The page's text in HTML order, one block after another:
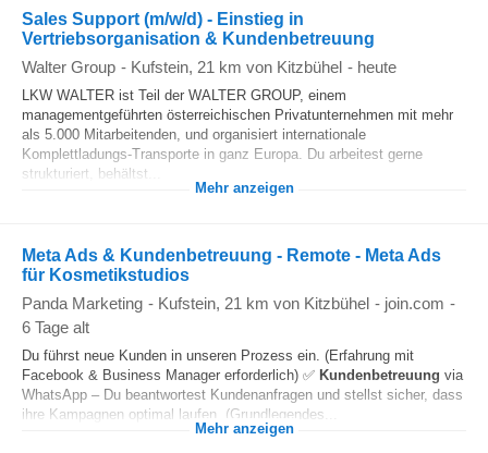
Sales Support (m/w/d) - Einstieg in
Vertriebsorganisation & Kundenbetreuung
Walter Group - Kufstein, 21 km von Kitzbühel - heute
LKW WALTER ist Teil der WALTER GROUP, einem
managementgeführten österreichischen Privatunternehmen mit mehr
als 5.000 Mitarbeitenden, und organisiert internationale
Komplettladungs-Transporte in ganz Europa. Du arbeitest gerne
strukturiert, behältst...
Mehr anzeigen
Meta Ads & Kundenbetreuung - Remote - Meta Ads
für Kosmetikstudios
Panda Marketing - Kufstein, 21 km von Kitzbühel - join.com -
6 Tage alt
Du führst neue Kunden in unseren Prozess ein. (Erfahrung mit
Facebook & Business Manager erforderlich) ✅ Kundenbetreuung via
WhatsApp – Du beantwortest Kundenanfragen und stellst sicher, dass
ihre Kampagnen optimal laufen. (Grundlegendes...
Mehr anzeigen